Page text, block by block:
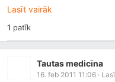
Lasīt vairāk
1 patīk
Tautas medicīna
16. feb 2011 11:06 ·